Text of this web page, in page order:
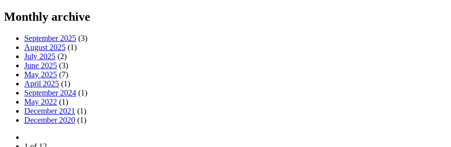
Monthly archive
September 2025 (3)
August 2025 (1)
July 2025 (2)
June 2025 (3)
May 2025 (7)
April 2025 (1)
September 2024 (1)
May 2022 (1)
December 2021 (1)
December 2020 (1)